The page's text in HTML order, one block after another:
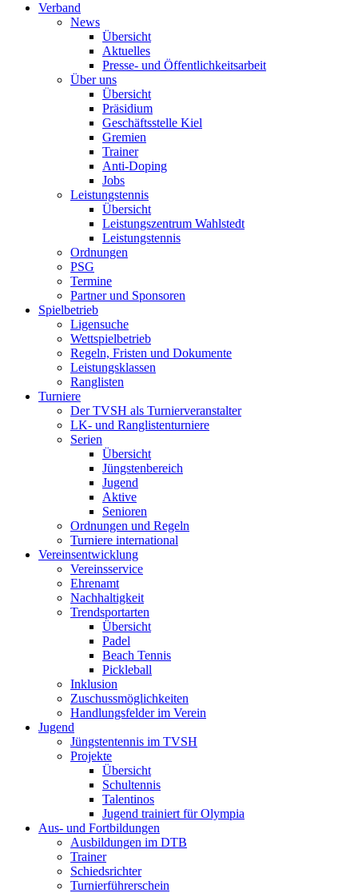
Verband
News
Übersicht
Aktuelles
Presse- und Öffentlichkeitsarbeit
Über uns
Übersicht
Präsidium
Geschäftsstelle Kiel
Gremien
Trainer
Anti-Doping
Jobs
Leistungstennis
Übersicht
Leistungszentrum Wahlstedt
Leistungstennis
Ordnungen
PSG
Termine
Partner und Sponsoren
Spielbetrieb
Ligensuche
Wettspielbetrieb
Regeln, Fristen und Dokumente
Leistungsklassen
Ranglisten
Turniere
Der TVSH als Turnierveranstalter
LK- und Ranglistenturniere
Serien
Übersicht
Jüngstenbereich
Jugend
Aktive
Senioren
Ordnungen und Regeln
Turniere international
Vereinsentwicklung
Vereinsservice
Ehrenamt
Nachhaltigkeit
Trendsportarten
Übersicht
Padel
Beach Tennis
Pickleball
Inklusion
Zuschussmöglichkeiten
Handlungsfelder im Verein
Jugend
Jüngstentennis im TVSH
Projekte
Übersicht
Schultennis
Talentinos
Jugend trainiert für Olympia
Aus- und Fortbildungen
Ausbildungen im DTB
Trainer
Schiedsrichter
Turnierführerschein